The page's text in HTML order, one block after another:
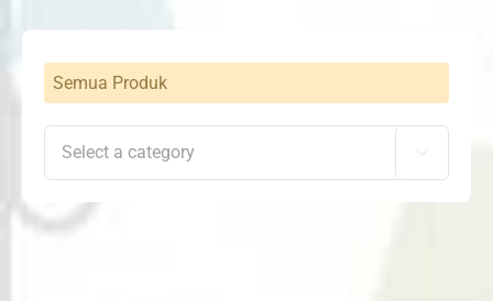
Semua Produk
